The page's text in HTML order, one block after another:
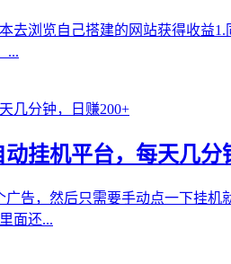
去浏览自己搭建的网站获得收益
...
挂机平台，每天几分
告，然后只需要手动点一下挂
面还...